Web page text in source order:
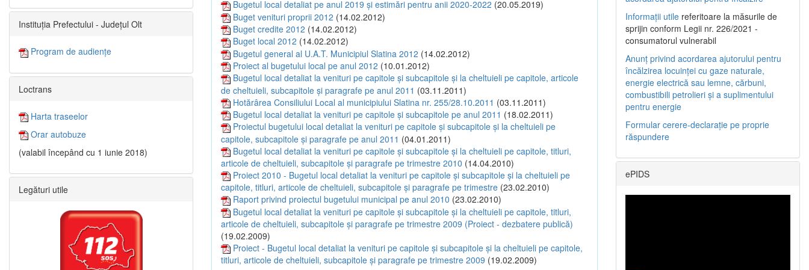
Bugetul local detaliat pe anul 2019 și estimări pentru anii 2020-2022 (20.05.2019)
Buget venituri proprii 2012 (14.02.2012)
Buget credite 2012 (14.02.2012)
Buget local 2012 (14.02.2012)
Bugetul general al U.A.T. Municipiul Slatina 2012 (14.02.2012)
Proiect al bugetului local pe anul 2012 (10.01.2012)
Bugetul local detaliat la venituri pe capitole şi subcapitole şi la cheltuieli pe capitole, articole
de cheltuieli, subcapitole şi paragrafe pe anul 2011 (03.11.2011)
Hotărârea Consiliului Local al municipiului Slatina nr. 255/28.10.2011 (03.11.2011)
Bugetul local detaliat la venituri pe capitole şi subcapitole pe anul 2011 (18.02.2011)
Proiectul bugetului local detaliat la venituri pe capitole şi subcapitole şi la cheltuieli pe
capitole, subcapitole şi paragrafe pe anul 2011 (04.01.2011)
Bugetul local detaliat la venituri pe capitole şi subcapitole şi la cheltuieli pe capitole, titluri,
articole de cheltuieli, subcapitole şi paragrafe pe trimestre 2010 (14.04.2010)
Proiect 2010 - Bugetul local detaliat la venituri pe capitole şi subcapitole şi la cheltuieli pe
capitole, titluri, articole de cheltuieli, subcapitole şi paragrafe pe trimestre (23.02.2010)
Raport privind proiectul bugetului municipal pe anul 2010 (23.02.2010)
Bugetul local detaliat la venituri pe capitole şi subcapitole şi la cheltuieli pe capitole, titluri,
articole de cheltuieli, subcapitole şi paragrafe pe trimestre 2009 (Proiect - dezbatere publică)
(19.02.2009)
Proiect - Bugetul local detaliat la venituri pe capitole şi subcapitole şi la cheltuieli pe capitole,
titluri, articole de cheltuieli, subcapitole şi paragrafe pe trimestre 2009 (19.02.2009)
Instituția Prefectului - Județul Olt
Program de audiențe
Loctrans
Harta traseelor
Orar autobuze
(valabil începând cu 1 iunie 2018)
Legături utile
Informații utile referitoare la măsurile de
sprijin conform Legii nr. 226/2021 -
consumatorul vulnerabil
Anunț privind acordarea ajutorului pentru
încălzirea locuinței cu gaze naturale,
energie electrică sau lemne, cărbuni,
combustibili petrolieri și a suplimentului
pentru energie
Formular cerere-declarație pe proprie
răspundere
ePIDS